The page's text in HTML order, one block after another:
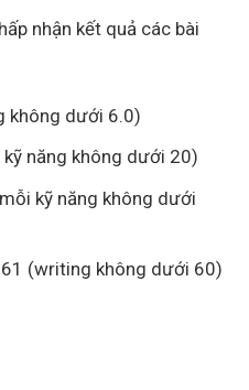
nhận kết quả các bài
không dưới 6.0)
kỹ năng không dưới 20)
kỹ năng không dưới
(writing không dưới 60)